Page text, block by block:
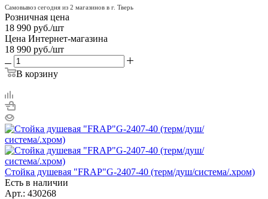
Самовывоз сегодня из 2 магазинов в г. Тверь
Розничная цена
18 990 руб./шт
Цена Интернет-магазина
18 990 руб./шт
В корзину
Стойка душевая "FRAP"G-2407-40 (терм/душ/система/.хром)
Есть в наличии
Арт.: 430268